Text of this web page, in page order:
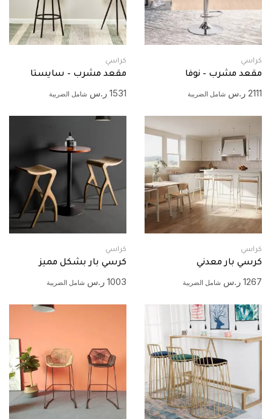
كراسي
مقعد مشرب – نوفا
2111 ر.س شامل الضريبة
كراسي
مقعد مشرب – سايستا
1531 ر.س شامل الضريبة
كراسي
كرسي بار معدني
1267 ر.س شامل الضريبة
كراسي
كرسي بار بشكل مميز
1003 ر.س شامل الضريبة